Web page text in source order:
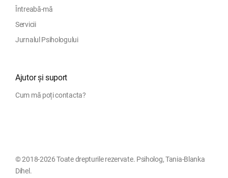
Întreabă-mă
Servicii
Jurnalul Psihologului
Ajutor și suport
Cum mă poți contacta?
© 2018-2026 Toate drepturile rezervate. Psiholog, Tania-Blanka
Dihel.